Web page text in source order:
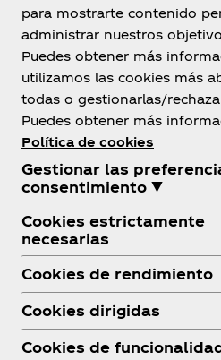
Sobre nosotros
¿Necesitas ayuda?
Legal
para mostrarte contenido
administrar nuestros
Puedes obtener más
utilizamos las cookies más
todas o gestionarlas/
Puedes obtener más
Política de cookies
Gestionar las
consentimiento ▼
Cookies estrictamente
necesarias
Cookies de rendimiento
Cookies dirigidas
Cookies de